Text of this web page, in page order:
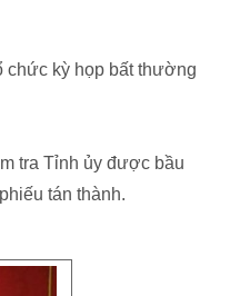
chức kỳ họp bất thường
tra Tỉnh ủy được bầu
tán thành.